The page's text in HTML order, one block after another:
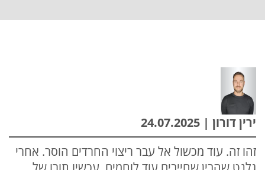
ירין דורון | 24.07.2025
זהו זה. עוד מכשול אל עבר ריצוי החרדים הוסר. אחרי